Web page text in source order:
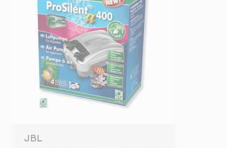
JBL